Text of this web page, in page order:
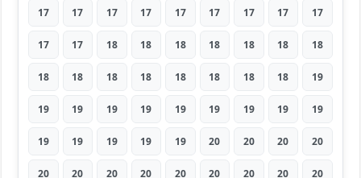
17 17 17 17 17 17 17 17 17
17 17 18 18 18 18 18 18 18
18 18 18 18 18 18 18 18 19
19 19 19 19 19 19 19 19 19
19 19 19 19 19 20 20 20 20
20 20 20 20 20 20 20 20 20